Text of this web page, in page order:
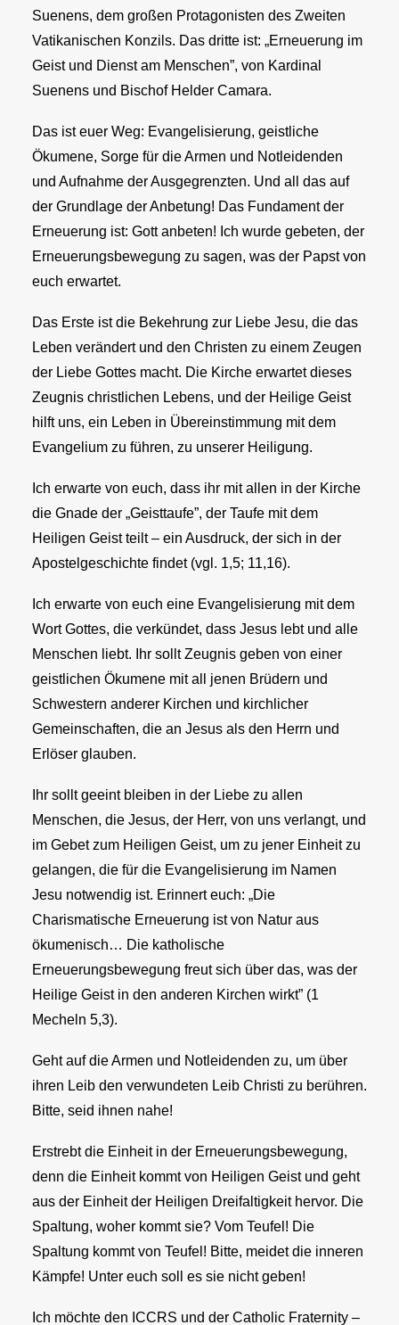
Suenens, dem großen Protagonisten des Zweiten
Vatikanischen Konzils. Das dritte ist: „Erneuerung im
Geist und Dienst am Menschen”, von Kardinal
Suenens und Bischof Helder Camara.
Das ist euer Weg: Evangelisierung, geistliche
Ökumene, Sorge für die Armen und Notleidenden
und Aufnahme der Ausgegrenzten. Und all das auf
der Grundlage der Anbetung! Das Fundament der
Erneuerung ist: Gott anbeten! Ich wurde gebeten, der
Erneuerungsbewegung zu sagen, was der Papst von
euch erwartet.
Das Erste ist die Bekehrung zur Liebe Jesu, die das
Leben verändert und den Christen zu einem Zeugen
der Liebe Gottes macht. Die Kirche erwartet dieses
Zeugnis christlichen Lebens, und der Heilige Geist
hilft uns, ein Leben in Übereinstimmung mit dem
Evangelium zu führen, zu unserer Heiligung.
Ich erwarte von euch, dass ihr mit allen in der Kirche
die Gnade der „Geisttaufe”, der Taufe mit dem
Heiligen Geist teilt – ein Ausdruck, der sich in der
Apostelgeschichte findet (vgl. 1,5; 11,16).
Ich erwarte von euch eine Evangelisierung mit dem
Wort Gottes, die verkündet, dass Jesus lebt und alle
Menschen liebt. Ihr sollt Zeugnis geben von einer
geistlichen Ökumene mit all jenen Brüdern und
Schwestern anderer Kirchen und kirchlicher
Gemeinschaften, die an Jesus als den Herrn und
Erlöser glauben.
Ihr sollt geeint bleiben in der Liebe zu allen
Menschen, die Jesus, der Herr, von uns verlangt, und
im Gebet zum Heiligen Geist, um zu jener Einheit zu
gelangen, die für die Evangelisierung im Namen
Jesu notwendig ist. Erinnert euch: „Die
Charismatische Erneuerung ist von Natur aus
ökumenisch… Die katholische
Erneuerungsbewegung freut sich über das, was der
Heilige Geist in den anderen Kirchen wirkt” (1
Mecheln 5,3).
Geht auf die Armen und Notleidenden zu, um über
ihren Leib den verwundeten Leib Christi zu berühren.
Bitte, seid ihnen nahe!
Erstrebt die Einheit in der Erneuerungsbewegung,
denn die Einheit kommt von Heiligen Geist und geht
aus der Einheit der Heiligen Dreifaltigkeit hervor. Die
Spaltung, woher kommt sie? Vom Teufel! Die
Spaltung kommt von Teufel! Bitte, meidet die inneren
Kämpfe! Unter euch soll es sie nicht geben!
Ich möchte den ICCRS und der Catholic Fraternity –